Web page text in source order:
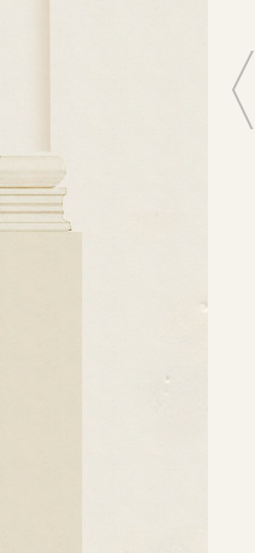
театральный сезон!